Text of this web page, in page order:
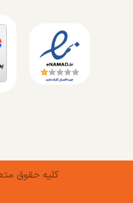
کلیه حقوق